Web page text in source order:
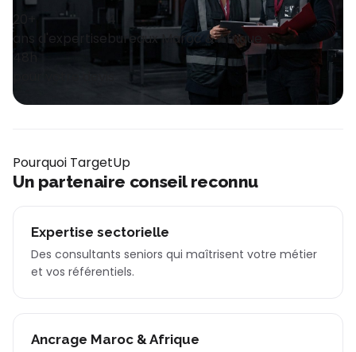
20+
ans d'expertise
4
bureaux Maroc & Afrique
48h
Pourquoi TargetUp
Un partenaire conseil reconnu
Expertise sectorielle
Des consultants seniors qui maîtrisent votre métier
et vos référentiels.
Ancrage Maroc & Afrique